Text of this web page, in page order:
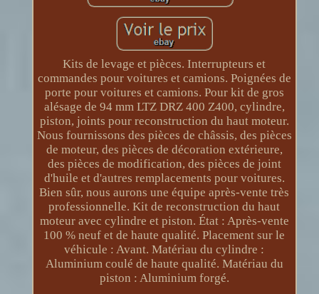
Kits de levage et pièces. Interrupteurs et
commandes pour voitures et camions. Poignées de
porte pour voitures et camions. Pour kit de gros
alésage de 94 mm LTZ DRZ 400 Z400, cylindre,
piston, joints pour reconstruction du haut moteur.
Nous fournissons des pièces de châssis, des pièces
de moteur, des pièces de décoration extérieure,
des pièces de modification, des pièces de joint
d'huile et d'autres remplacements pour voitures.
Bien sûr, nous aurons une équipe après-vente très
professionnelle. Kit de reconstruction du haut
moteur avec cylindre et piston. État : Après-vente
100 % neuf et de haute qualité. Placement sur le
véhicule : Avant. Matériau du cylindre :
Aluminium coulé de haute qualité. Matériau du
piston : Aluminium forgé.